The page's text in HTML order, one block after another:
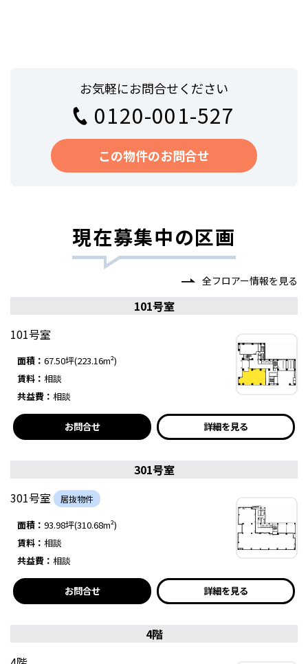
お気軽にお問合せください
0120-001-527
この物件のお問合せ
現在募集中の区画
全フロアー情報を見る
101号室
101号室
面積： 67.50坪(223.16m²)
賃料： 相談
共益費： 相談
お問合せ 詳細を見る
301号室
301号室
居抜物件
面積： 93.98坪(310.68m²)
賃料： 相談
共益費： 相談
お問合せ 詳細を見る
4階